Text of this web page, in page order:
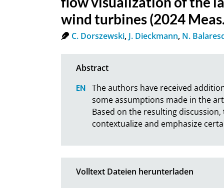
wind turbines (2024
C. Dorszewski, J. Dieckmann, N.
The authors have received
some assumptions made in the
Based on the resulting
contextualize and emphasize
Volltext Dateien herunterladen